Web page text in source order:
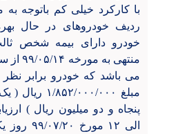
با کارکرد خیلی کم باتوجه به
ردیف خودروهای در حال
خودرو دارای بیمه شخص
منتهی
می باشد که خودرو برابر
مبلغ ۱/۸۵۲/
الی ۱۲